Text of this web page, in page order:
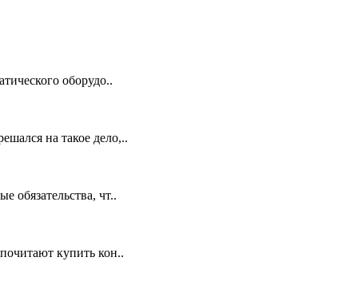
оборудо..
на такое дело,..
обязательства, чт..
купить кон..